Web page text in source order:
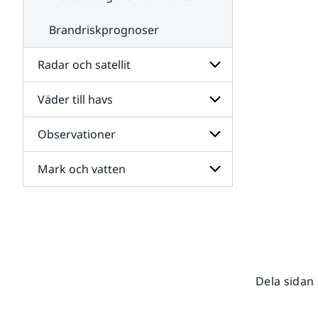
Brandriskprognoser
Radar och satellit
Undersidor
för
Radar
och
satellit
Väder till havs
Undersidor
för
Väder
till
havs
Observationer
Undersidor
för
Mark och vatten
Dela sidan